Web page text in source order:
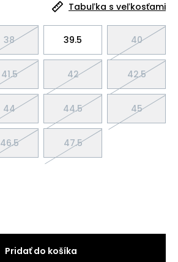
Tabuľka s veľkosťami
38 39.5 40
41.5 42 42.5
44 44.5 45
46.5 47.5
Pridať do košíka